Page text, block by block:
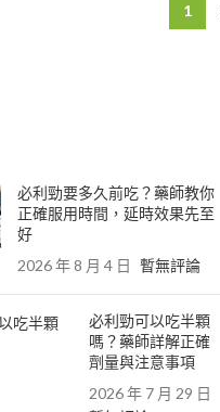
1
必利勁要多久前吃？藥師教你
正確服用時間，延時效果先至
好
2026 年 8 月 4 日 暫無評論
必利勁可以吃半顆
嗎？藥師詳解正確
劑量與注意事項
2026 年 7 月 29 日